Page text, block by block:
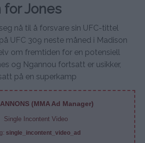
Jones
nå til å forsvare sin UFC-tittel
UFC 309 neste måned i Madison
om fremtiden for en potensiell
og Ngannou fortsatt er usikker,
på en superkamp
(MMA Ad Manager)
Single Incontent Video
single_incontent_video_ad